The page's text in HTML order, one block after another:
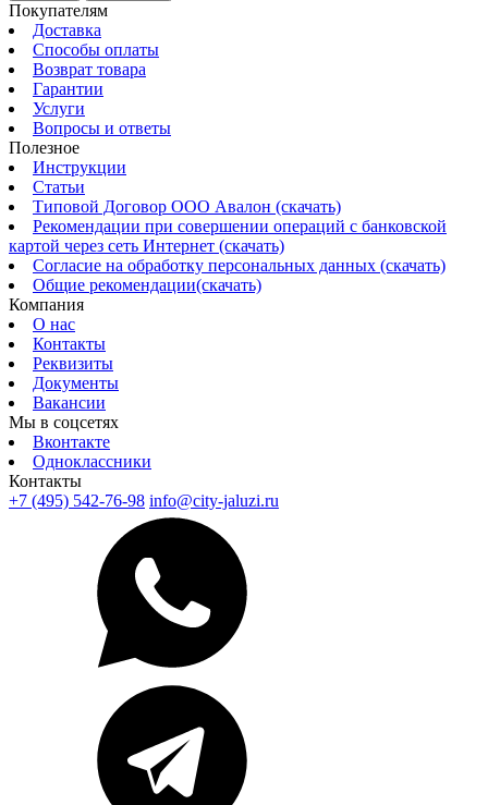
Покупателям
Доставка
Способы оплаты
Возврат товара
Гарантии
Услуги
Вопросы и ответы
Полезное
Инструкции
Статьи
Типовой Договор ООО Авалон (скачать)
Рекомендации при совершении операций с банковской
картой через сеть Интернет (скачать)
Согласие на обработку персональных данных (скачать)
Общие рекомендации(скачать)
Компания
О нас
Контакты
Реквизиты
Документы
Вакансии
Мы в соцсетях
Вконтакте
Одноклассники
Контакты
+7 (495) 542-76-98 info@city-jaluzi.ru